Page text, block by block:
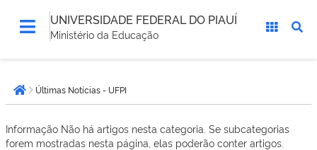
UNIVERSIDADE FEDERAL DO PIAUÍ
Ministério da Educação
está
aqui:Página inicial
Últimas Notícias - UFPI
Informação Não há artigos nesta categoria. Se subcategorias
forem mostradas nesta página, elas poderão conter artigos.